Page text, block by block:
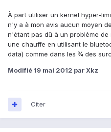
À part utiliser un kernel hyper-
n'y a à mon avis aucun moyen
n'étant pas dû à un problème
une chauffe en utilisant le
data) comme dans les ¾ des
Modifié 19 mai 2012 par Xkz
Citer